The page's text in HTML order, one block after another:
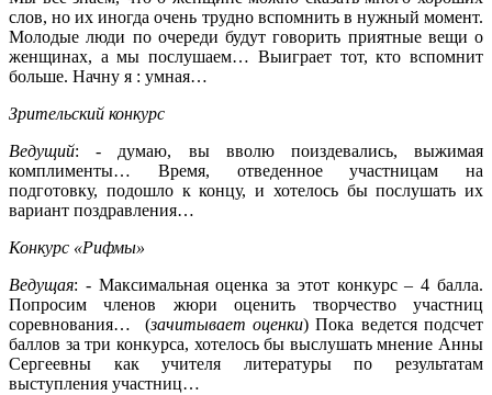
слов, но их иногда очень трудно вспомнить в нужный момент.
Молодые люди по очереди будут говорить приятные вещи о
женщинах, а мы послушаем… Выиграет тот, кто вспомнит
больше. Начну я : умная…
Зрительский конкурс
Ведущий: - думаю, вы вволю поиздевались, выжимая
комплименты… Время, отведенное участницам на
подготовку, подошло к концу, и хотелось бы послушать их
вариант поздравления…
Конкурс «Рифмы»
Ведущая: - Максимальная оценка за этот конкурс – 4 балла.
Попросим членов жюри оценить творчество участниц
соревнования… (зачитывает оценки) Пока ведется подсчет
баллов за три конкурса, хотелось бы выслушать мнение Анны
Сергеевны как учителя литературы по результатам
выступления участниц…